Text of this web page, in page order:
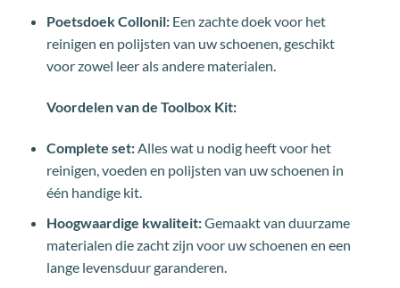
Poetsdoek Collonil:Een zachte doek voor het
reinigen en polijsten van uw schoenen, geschikt
voor zowel leer als andere materialen.
Voordelen van de Toolbox Kit:
Complete set:Alles wat u nodig heeft voor het
reinigen, voeden en polijsten van uw schoenen in
één handige kit.
Hoogwaardige kwaliteit:Gemaakt van duurzame
materialen die zacht zijn voor uw schoenen en een
lange levensduur garanderen.